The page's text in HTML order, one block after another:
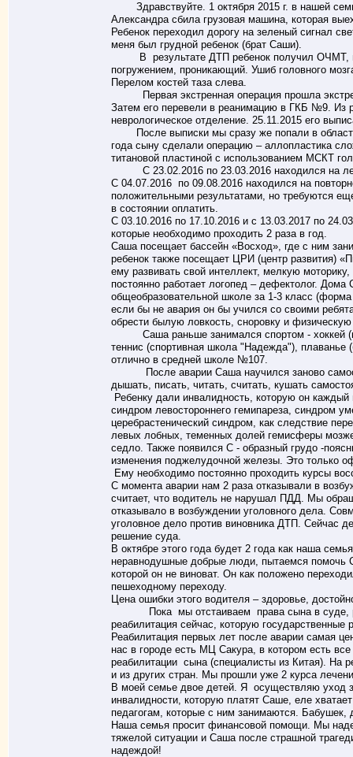
Здравствуйте. 1 октября 2015 г. в нашей
Александра сбила грузовая машина, которая
Ребенок переходил дорогу на зеленый сигнал
меня был грудной ребенок (брат Саши).
В результате ДТП ребенок получил ОЧМТ,
погружением, проникающий. Ушиб головного
Перелом костей таза слева.
Первая экстренная операция прошла
Затем его перевели в реанимацию в ГКБ №9. Из
неврологическое отделение. 25.11.2015 его
После выписки мы сразу же попали в
года сыну сделали операцию – аллопластика
титановой пластиной с использованием МСКТ
С 23.02.2016 по 23.03.2016 находился на
С 04.07.2016 по 09.08.2016 находился на
положительными результатами, но требуются
в состоянии оплатить.
С 03.10.2016 по 17.10.2016 и с 13.03.2017 по
которые необходимо проходить 2 раза в год.
Саша посещает бассейн «Восход», где с ним
ребенок также посещает ЦРИ (центр развития)
ему развивать свой интеллект, мелкую
постоянно работает логопед – дефектолог.
общеобразовательной школе за 1-3 класс
если бы не авария он бы учился со своими
обрести былую ловкость, сноровку и
Саша раньше занимался спортом - хоккей
теннис (спортивная школа "Надежда"),
отлично в средней школе №107.
После аварии Саша научился заново
дышать, писать, читать, считать, кушать
Ребенку дали инвалидность, которую он
синдром левостороннего гемипареза, синдром
церебрастенический синдром, как следствие
левых лобных, теменных долей гемисферы
седло. Также появился С - образный грудо -
изменения поджелудочной железы. Это только
Ему необходимо постоянно проходить курсы
С момента аварии нам 2 раза отказывали в
считает, что водитель не нарушал ПДД. Мы
отказывало в возбуждении уголовного дела.
уголовное дело против виновника ДТП. Сейчас
решение суда.
В октябре этого года будет 2 года как наша
неравнодушные добрые люди, пытаемся помочь
которой он не виноват. Он как положено
пешеходному переходу.
Цена ошибки этого водителя – здоровье,
Пока мы отстаиваем права сына в суде,
реабилитация сейчас, которую государственные
Реабилитация первых лет после аварии самая
нас в городе есть МЦ Сакура, в котором есть
реабилитации сына (специалисты из Китая). На
и из других стран. Мы прошли уже 2 курса
В моей семье двое детей. Я осуществляю уход
инвалидности, которую платят Саше, еле
педагогам, которые с ним занимаются.
Наша семья просит финансовой помощи. Мы
тяжелой ситуации и Саша после страшной
надеждой!